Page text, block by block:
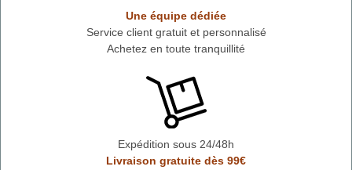
Une équipe dédiée
Service client gratuit et personnalisé
Achetez en toute tranquillité
Expédition sous 24/48h
Livraison gratuite dès 99€